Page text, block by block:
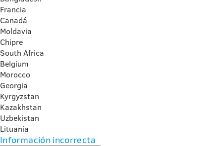
Francia
Canadá
Moldavia
Chipre
South Africa
Belgium
Morocco
Georgia
Kyrgyzstan
Kazakhstan
Uzbekistan
Lituania
Información incorrecta